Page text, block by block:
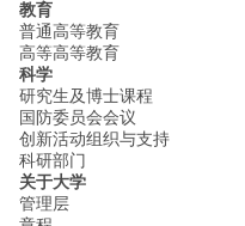
教育
普通高等教育
高等高等教育
科学
研究生及博士课程
国防委员会会议
创新活动组织与支持
科研部门
关于大学
管理层